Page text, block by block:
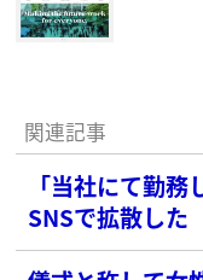
関連記事
「当社にて勤
SNSで拡散した
犯人を報告…派